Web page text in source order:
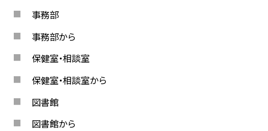
事務部
事務部から
保健室・相談室
保健室・相談室から
図書館
図書館から